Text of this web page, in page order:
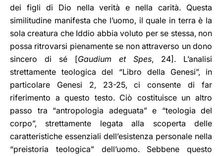
dei figli di Dio nella verità e nella carità. Questa
similitudine manifesta che l’uomo, il quale in terra è la
sola creatura che Iddio abbia voluto per se stessa, non
possa ritrovarsi pienamente se non attraverso un dono
sincero di sé [Gaudium et Spes, 24]. L’analisi
strettamente teologica del “Libro della Genesi”, in
particolare Genesi 2, 23-25, ci consente di far
riferimento a questo testo. Ciò costituisce un altro
passo tra “antropologia adeguata” e “teologia del
corpo”, strettamente legata alla scoperta delle
caratteristiche essenziali dell’esistenza personale nella
“preistoria teologica” dell’uomo. Sebbene questo